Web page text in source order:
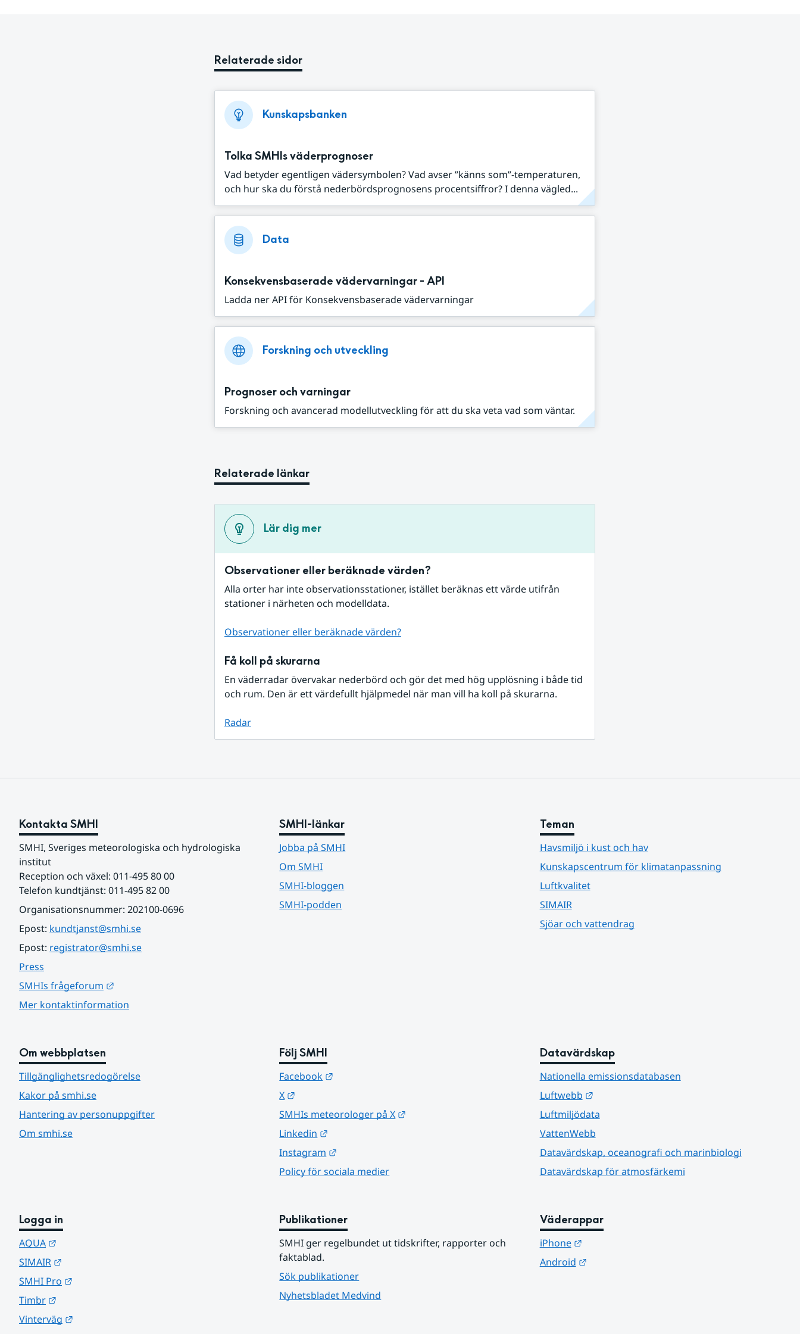
Relaterade sidor
Kunskapsbanken
Tolka SMHIs väderprognoser
Vad betyder egentligen vädersymbolen? Vad avser ”känns som”-temperaturen,
och hur ska du förstå nederbördsprognosens procentsiffror? I denna vägled...
Data
Konsekvensbaserade vädervarningar - API
Ladda ner API för Konsekvensbaserade vädervarningar
Forskning och utveckling
Prognoser och varningar
Forskning och avancerad modellutveckling för att du ska veta vad som väntar.
Relaterade länkar
Lär dig mer
Observationer eller beräknade värden?
Alla orter har inte observationsstationer, istället beräknas ett värde utifrån
stationer i närheten och modelldata.
Observationer eller beräknade värden?
Få koll på skurarna
En väderradar övervakar nederbörd och gör det med hög upplösning i både tid
och rum. Den är ett värdefullt hjälpmedel när man vill ha koll på skurarna.
Radar
Kontakta SMHI
SMHI, Sveriges meteorologiska och hydrologiska
institut
Reception och växel: 011-495 80 00
Telefon kundtjänst: 011-495 82 00
Organisationsnummer: 202100-0696
Epost: kundtjanst@smhi.se
Epost: registrator@smhi.se
Press
SMHIs frågeforum
Mer kontaktinformation
SMHI-länkar
Jobba på SMHI
Om SMHI
SMHI-bloggen
SMHI-podden
Teman
Havsmiljö i kust och hav
Kunskapscentrum för klimatanpassning
Luftkvalitet
SIMAIR
Sjöar och vattendrag
Om webbplatsen
Tillgänglighetsredogörelse
Kakor på smhi.se
Hantering av personuppgifter
Om smhi.se
Följ SMHI
Facebook
X
SMHIs meteorologer på X
Linkedin
Instagram
Policy för sociala medier
Datavärdskap
Nationella emissionsdatabasen
Luftwebb
Länk till annan webbplats.
Luftmiljödata
VattenWebb
Datavärdskap, oceanografi och marinbiologi
Datavärdskap för atmosfärkemi
Logga in
AQUA
SIMAIR
SMHI Pro
Timbr
Vinterväg
Publikationer
SMHI ger regelbundet ut tidskrifter, rapporter och
faktablad.
Sök publikationer
Nyhetsbladet Medvind
Väderappar
iPhone
Länk till annan webbplats.
Android
Länk till annan webbplats.